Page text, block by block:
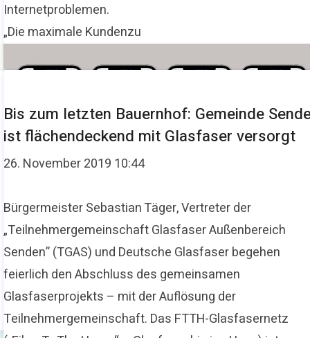
Internetproblemen.
„Die maximale Kundenzu
Bis zum letzten Bauernhof: Gemeinde
ist flächendeckend mit Glasfaser versorgt
26. November 2019 10:44
Bürgermeister Sebastian Täger, Vertreter der
„Teilnehmergemeinschaft Glasfaser Außenbereich
Senden” (TGAS) und Deutsche Glasfaser begehen
feierlich den Abschluss des gemeinsamen
Glasfaserprojekts – mit der Auflösung der
Teilnehmergemeinschaft. Das FTTH-Glasfasernetz